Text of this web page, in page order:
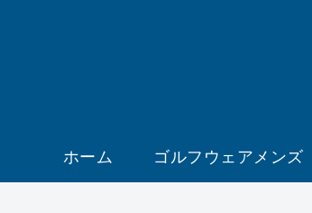
ホーム ゴルフウェアメン